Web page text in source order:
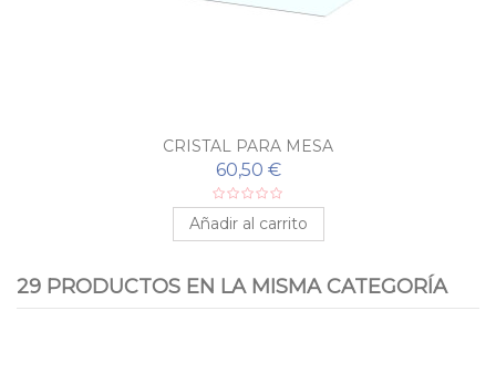
CRISTAL PARA MESA
60,50 €
Añadir al carrito
29 PRODUCTOS EN LA MISMA CATEGORÍA